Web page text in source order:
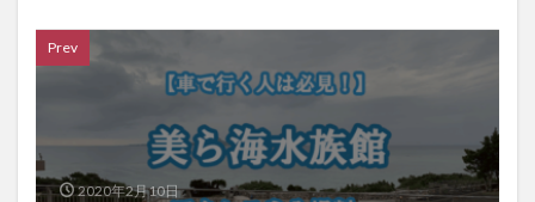
Prev
2020年2月10日